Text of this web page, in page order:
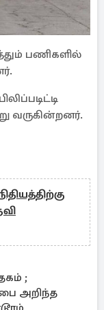
பணிகளில்
வருகின்றனர்.
;
அறிந்த